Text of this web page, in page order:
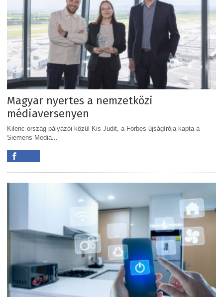
Magyar nyertes a nemzetközi
médiaversenyen
Kilenc ország pályázói közül Kis Judit, a Forbes újságírója kapta a
Siemens Media...